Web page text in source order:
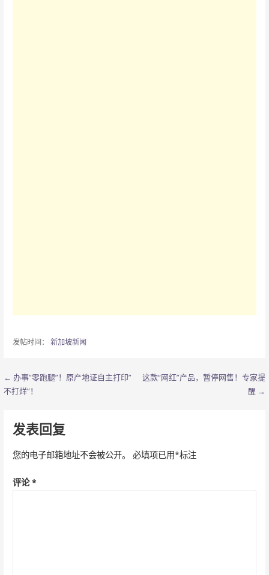
发帖时间： 新加坡新闻
文
导
航
← 办事”零跑腿”！原产地证自主打印”
不打烊”！
这款“网红”产品，暂停网售！专家提
醒 →
发表回复
您的电子邮箱地址不会被公开。 必填项已用*标注
评论*